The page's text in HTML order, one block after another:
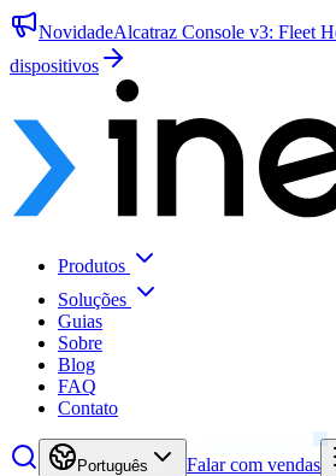
NovidadeAlcatraz Console v3: Fleet
dispositivos
Produtos
Soluções
Guias
Sobre
Blog
FAQ
Contato
Português
Falar com vendas